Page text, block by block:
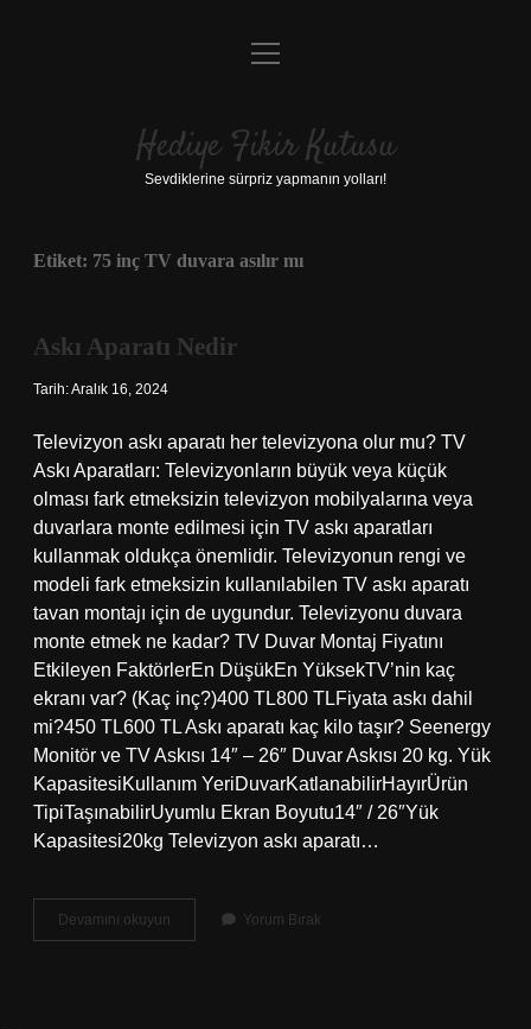
Anasayfa
Yasal Uyarı
menüyü
Hediye Fikir Kutusu
Sevdiklerine sürpriz yapmanın yolları!
Etiket: 75 inç TV duvara asılır mı
Askı Aparatı Nedir
Tarih: Aralık 16, 2024
Televizyon askı aparatı her televizyona olur mu? TV
Askı Aparatları: Televizyonların büyük veya küçük
olması fark etmeksizin televizyon mobilyalarına veya
duvarlara monte edilmesi için TV askı aparatları
kullanmak oldukça önemlidir. Televizyonun rengi ve
modeli fark etmeksizin kullanılabilen TV askı aparatı
tavan montajı için de uygundur. Televizyonu duvara
monte etmek ne kadar? TV Duvar Montaj Fiyatını
Etkileyen FaktörlerEn DüşükEn YüksekTV’nin kaç
ekranı var? (Kaç inç?)400 TL800 TLFiyata askı dahil
mi?450 TL600 TL Askı aparatı kaç kilo taşır? Seenergy
Monitör ve TV Askısı 14″ – 26″ Duvar Askısı 20 kg. Yük
KapasitesiKullanım YeriDuvarKatlanabilirHayırÜrün
TipiTaşınabilirUyumlu Ekran Boyutu14″ / 26″Yük
Kapasitesi20kg Televizyon askı aparatı…
Devamını okuyun
Aparatı
Yorum Bırak